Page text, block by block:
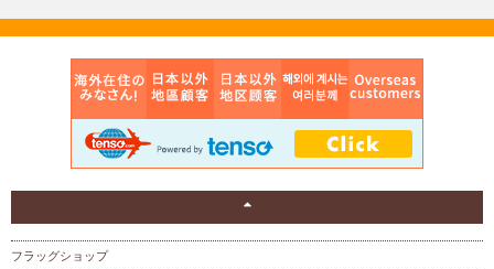
フラッグショップ